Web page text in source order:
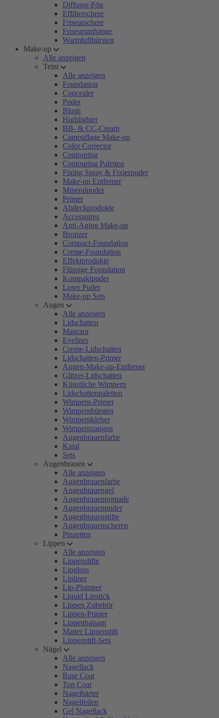
Diffusor-Fön
Effilierschere
Friseurschere
Friseurumhänge
Warmluftbürsten
Make-up
Alle anzeigen
Teint
Alle anzeigen
Foundation
Concealer
Puder
Blush
Highlighter
BB- & CC-Cream
Camouflage Make-up
Color Corrector
Contouring
Contouring Paletten
Fixing Spray & Fixierpuder
Make-up Entferner
Mineralpuder
Primer
Abdeckprodukte
Accessoires
Anti-Aging Make-up
Bronzer
Compact-Foundation
Creme-Foundation
Effektprodukte
Flüssige Foundation
Kompaktpuder
Loser Puder
Make-up Sets
Augen
Alle anzeigen
Lidschatten
Mascara
Eyeliner
Creme-Lidschatten
Lidschatten-Primer
Augen-Make-up-Entferner
Glitzer-Lidschatten
Künstliche Wimpern
Lidschattenpaletten
Wimpern-Primer
Wimpernbürsten
Wimpernkleber
Wimpernzangen
Augenbrauenfarbe
Kajal
Sets
Augenbrauen
Alle anzeigen
Augenbrauenfarbe
Augenbrauengel
Augenbrauenpomade
Augenbrauenpuder
Augenbrauenstifte
Augenbrauenscheren
Pinzetten
Lippen
Alle anzeigen
Lippenstifte
Lipgloss
Lipliner
Lip-Plumper
Liquid Lipstick
Lippen Zubehör
Lippen-Primer
Lippenbalsam
Matter Lippenstift
Lippenstift-Sets
Nägel
Alle anzeigen
Nagellack
Base Coat
Top Coat
Nagelhärter
Nagelfeilen
Gel Nagellack